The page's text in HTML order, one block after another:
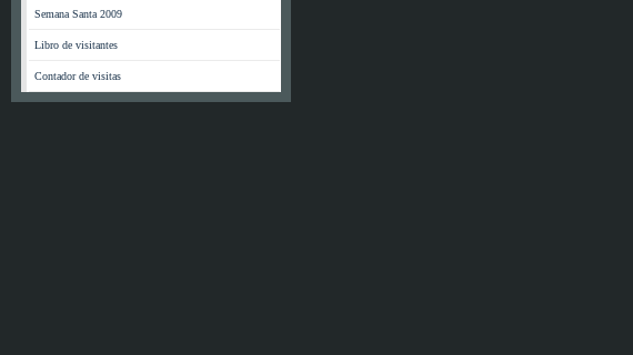
Semana Santa 2009
Libro de visitantes
Contador de visitas